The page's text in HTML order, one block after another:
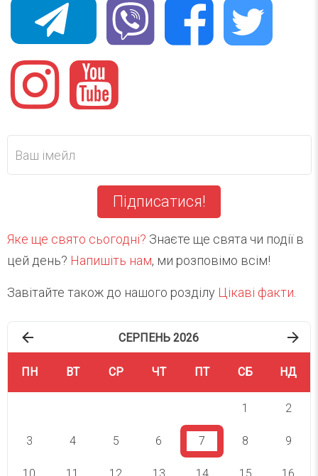
Підписатися!
Яке ще свято сьогодні? Знаєте ще свята чи події в
цей день? Напишіть нам, ми розповімо всім!
Завітайте також до нашого розділу Цікаві факти
СЕРПЕНЬ 2026
ПН ВТ СР ЧТ ПТ СБ НД
1 2
3 4 5 6 7 8 9